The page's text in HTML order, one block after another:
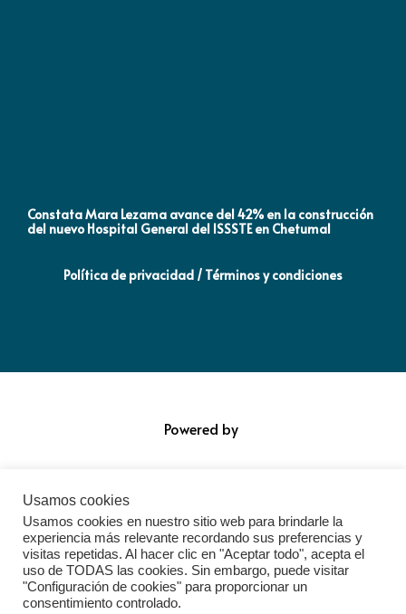
Constata Mara Lezama avance del 42% en la construcción
del nuevo Hospital General del ISSSTE en Chetumal
Política de privacidad / Términos y condiciones
Powered by
Usamos cookies
Usamos cookies en nuestro sitio web para brindarle la
experiencia más relevante recordando sus preferencias y
visitas repetidas. Al hacer clic en "Aceptar todo", acepta el
uso de TODAS las cookies. Sin embargo, puede visitar
"Configuración de cookies" para proporcionar un
consentimiento controlado.